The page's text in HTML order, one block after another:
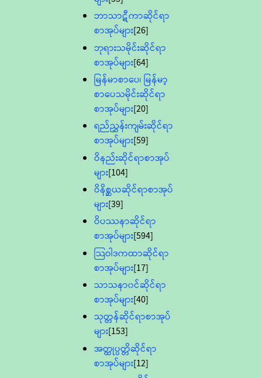
ဘာသာဋီကာဆိုင်ရာ
စာအုပ်များ[26]
ဘုရားသမိုင်းဆိုင်ရာ
စာအုပ်များ[64]
မြန်မာစာပေ၊ မြန်မာ့
စာပေသမိုင်းဆိုင်ရာ
စာအုပ်များ[20]
ရည်ညွှန်းကျမ်းဆိုင်ရာ
စာအုပ်များ[59]
ဝိနည်းဆိုင်ရာစာအုပ်
များ[104]
ဝိနိစ္ဆယဆိုင်ရာစာအုပ်
များ[39]
ဝိပဿနာဆိုင်ရာ
စာအုပ်များ[594]
သြဝါဒကထာဆိုင်ရာ
စာအုပ်များ[17]
သာသနာ၀င်ဆိုင်ရာ
စာအုပ်များ[40]
သုတ္တန်ဆိုင်ရာစာအုပ်
များ[153]
အတ္ထုပ္ပတ္တိဆိုင်ရာ
စာအုပ်များ[12]